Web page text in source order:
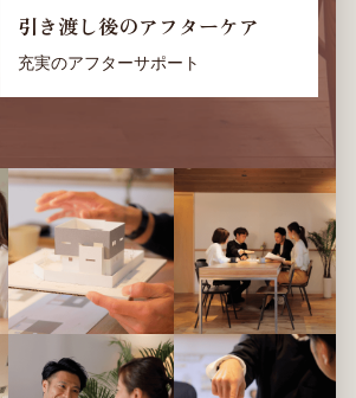
引き渡し後のアフターケア
充実のアフターサポート